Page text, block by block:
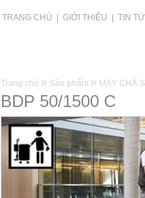
TRANG CHỦ GIỚI THIỆU TIN
Trang chủ » Sản phẩm » MÁY CHÀ
BDP 50/1500 C